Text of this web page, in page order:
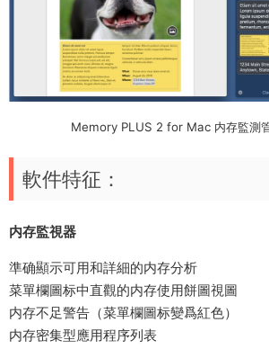
Memory PLUS 2 for Mac 内存監測
軟件特征：
内存監視器
準确顯示可用和詳細的内存分析
菜單欄圖标中直觀的内存使用餅圖視圖
内存不足警告（菜單欄圖标變爲紅色）
内存密集型應用程序列表